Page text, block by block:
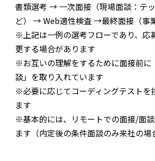
書類選考 → 一次面接（現場面談：テ
ど） → Web適性検査 →最終面接（事
※上記は一例の選考フローであり、応
更する場合があります
※お互いの理解をするために面接前に
談」を取り入れています
※必要に応じてコーディングテストを
ます
※基本的には、リモートでの面接/面
ます（内定後の条件面談のみ来社の場